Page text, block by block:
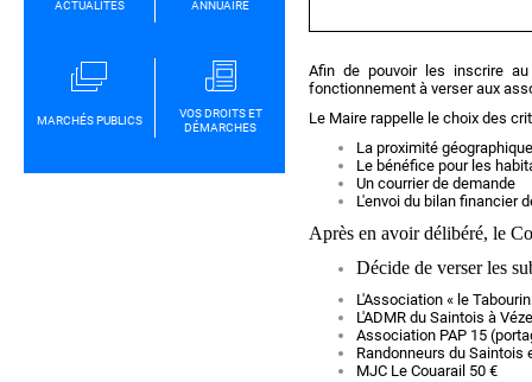
Afin de pouvoir les inscrire
fonctionnement à verser aux
Le Maire rappelle le choix des
La proximité
Le bénéfice pour les
Un courrier de demande
L'envoi du bilan financier
Après en avoir délibéré, le
Décide de verser les
L'Association « le
L'ADMR du Saintois à
Association PAP 15
Randonneurs du Saintois
MJC Le Couarail 50 €
ACTUALITÉS ANNUAIRE
MARCHÉS PUBLICS
VOS DROITS ET
DÉMARCHES